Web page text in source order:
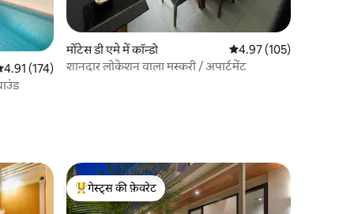
रेटिंग 5 में से 4.91, 174 समीक्षाएँ
4.91 (174)
मोंटेस डी एमे में कॉन्डो औसत रेटिंग 5 में से 4.97,
4.97 (105)
शानदार लोकेशन वाला मस्करी / अपार्टमेंट
गेस्ट्स का टॉप फ़ेवरेट
गेस्ट्स की फ़ेवरेट